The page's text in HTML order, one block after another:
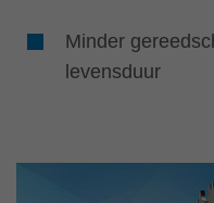
Minder
levensduur